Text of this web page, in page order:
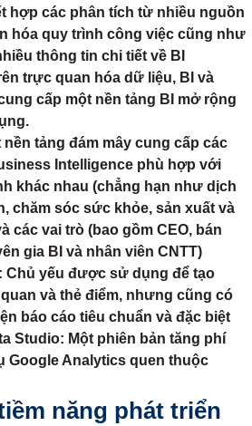
hợp các phân tích từ nhiều nguồn
hóa quy trình công việc cũng như
thông tin chi tiết về BI
trực quan hóa dữ liệu, BI và
cấp một nền tảng BI mở rộng
nền tảng đám mây cung cấp các
Intelligence phù hợp với
khác nhau (chẳng hạn như dịch
chăm sóc sức khỏe, sản xuất và
các vai trò (bao gồm CEO, bán
gia BI và nhân viên CNTT)
: Chủ yếu được sử dụng để tạo
và thẻ điểm, nhưng cũng có
báo cáo tiêu chuẩn và đặc biệt
Studio: Một phiên bản tăng phí
Google Analytics quen thuộc
năng phát triển